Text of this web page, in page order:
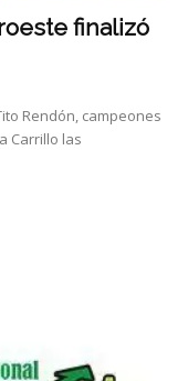
finalizó
Rendón, campeones
Carrillo las